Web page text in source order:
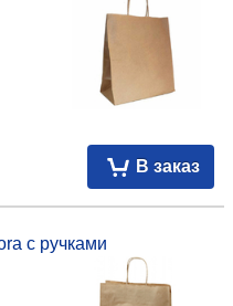
В заказ
с ручками